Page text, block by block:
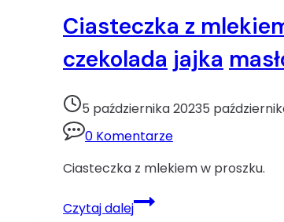
naturalny
kakao
olej
proszek
pieczenia
Ciasteczka z
czekolada jajka
5 października 20235
0 Komentarze
Ciasteczka z mlekiem w proszku.
Czytaj dalejCiasteczka